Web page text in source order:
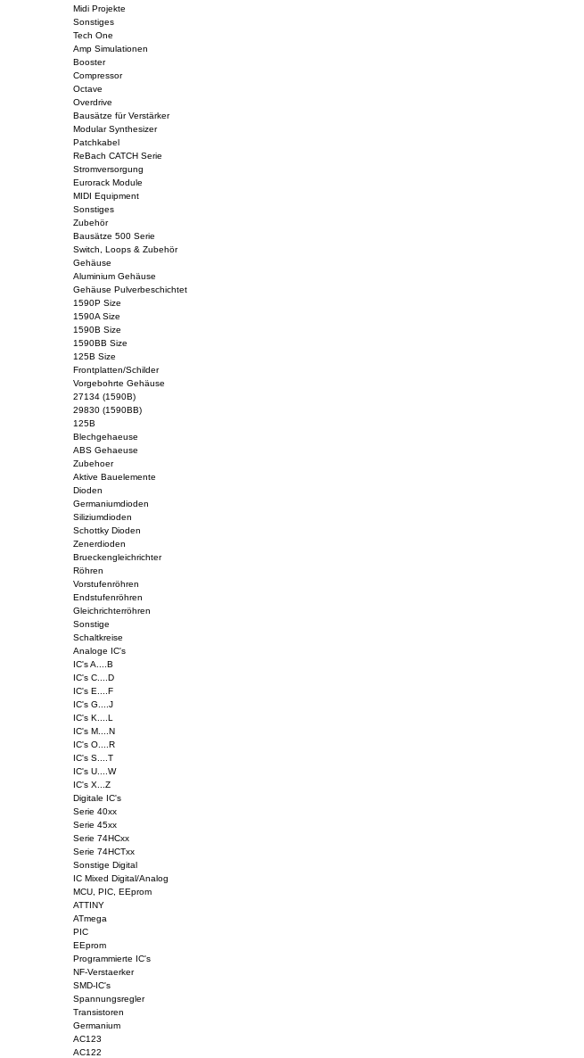
Midi Projekte
Sonstiges
Tech One
Amp Simulationen
Booster
Compressor
Octave
Overdrive
Bausätze für Verstärker
Modular Synthesizer
Patchkabel
ReBach CATCH Serie
Stromversorgung
Eurorack Module
MIDI Equipment
Sonstiges
Zubehör
Bausätze 500 Serie
Switch, Loops & Zubehör
Gehäuse
Aluminium Gehäuse
Gehäuse Pulverbeschichtet
1590P Size
1590A Size
1590B Size
1590BB Size
125B Size
Frontplatten/Schilder
Vorgebohrte Gehäuse
27134 (1590B)
29830 (1590BB)
125B
Blechgehaeuse
ABS Gehaeuse
Zubehoer
Aktive Bauelemente
Dioden
Germaniumdioden
Siliziumdioden
Schottky Dioden
Zenerdioden
Brueckengleichrichter
Röhren
Vorstufenröhren
Endstufenröhren
Gleichrichterröhren
Sonstige
Schaltkreise
Analoge IC's
IC's A....B
IC's C....D
IC's E....F
IC's G....J
IC's K....L
IC's M....N
IC's O....R
IC's S....T
IC's U....W
IC's X...Z
Digitale IC's
Serie 40xx
Serie 45xx
Serie 74HCxx
Serie 74HCTxx
Sonstige Digital
IC Mixed Digital/Analog
MCU, PIC, EEprom
ATTINY
ATmega
PIC
EEprom
Programmierte IC's
NF-Verstaerker
SMD-IC's
Spannungsregler
Transistoren
Germanium
AC123
AC122